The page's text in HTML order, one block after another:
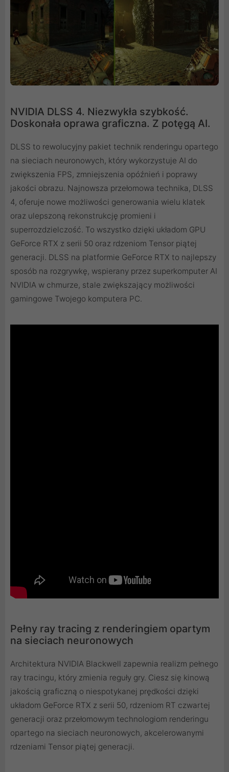
NVIDIA DLSS 4. Niezwykła szybkość.
Doskonała oprawa graficzna. Z potęgą AI.
DLSS to rewolucyjny pakiet technik renderingu opartego
na sieciach neuronowych, który wykorzystuje AI do
zwiększenia FPS, zmniejszenia opóźnień i poprawy
jakości obrazu. ‌Najnowsza przełomowa technika, DLSS
4, oferuje nowe możliwości generowania wielu klatek
oraz ulepszoną rekonstrukcję promieni i
superrozdzielczość. To wszystko dzięki układom GPU
GeForce RTX z serii 50 oraz rdzeniom Tensor piątej
generacji. DLSS na platformie GeForce RTX to najlepszy
sposób na rozgrywkę, wspierany przez superkomputer AI
NVIDIA w chmurze, stale zwiększający możliwości
gamingowe Twojego komputera PC.
Pełny ray tracing z renderingiem opartym
na sieciach neuronowych
Architektura NVIDIA Blackwell zapewnia realizm pełnego
ray tracingu, który zmienia reguły gry. Ciesz się kinową
jakością graficzną o niespotykanej prędkości dzięki
układom GeForce RTX z serii 50, rdzeniom RT czwartej
generacji oraz przełomowym technologiom renderingu
opartego na sieciach neuronowych, akcelerowanymi
rdzeniami Tensor piątej generacji.